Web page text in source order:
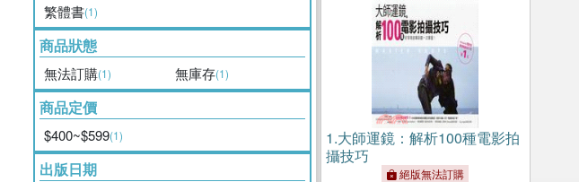
繁體書(1)
商品狀態
無法訂購(1) 無庫存(1)
商品定價
$400~$599(1)
出版日期
1.大師運鏡：解析100種電影拍
攝技巧
絕版無法訂購